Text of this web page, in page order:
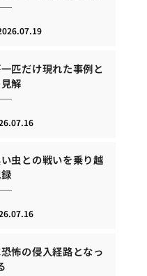
匹だけ現れた事例と
解
虫との戦いを乗り越
怖の侵入経路となっ